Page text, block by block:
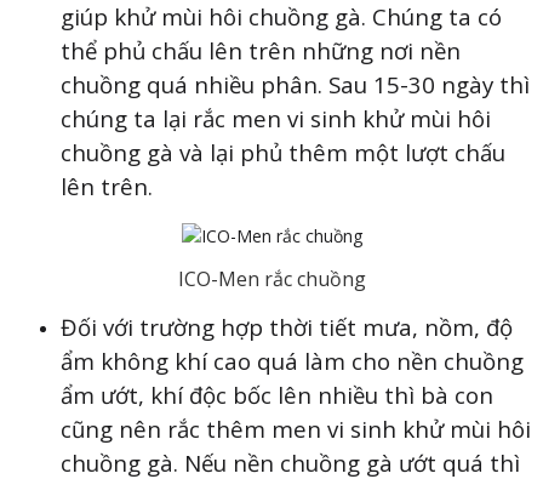
giúp khử mùi hôi chuồng gà. Chúng ta có
thể phủ chấu lên trên những nơi nền
chuồng quá nhiều phân. Sau 15-30 ngày thì
chúng ta lại rắc men vi sinh khử mùi hôi
chuồng gà và lại phủ thêm một lượt chấu
lên trên.
ICO-Men rắc chuồng
Đối với trường hợp thời tiết mưa, nồm, độ
ẩm không khí cao quá làm cho nền chuồng
ẩm ướt, khí độc bốc lên nhiều thì bà con
cũng nên rắc thêm men vi sinh khử mùi hôi
chuồng gà. Nếu nền chuồng gà ướt quá thì